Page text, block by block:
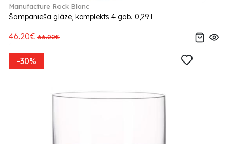
Manufacture Rock Blanc
Šampanieša glāze, komplekts 4 gab. 0,29 l
46.20€ 66.00€
-30%